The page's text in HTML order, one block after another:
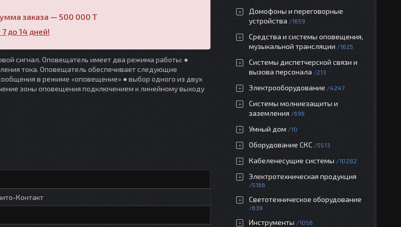
заказа — 500 000 T
до 14 дней!
сигнал. Оповещатель имеет два режима работы: ●
тока. Оповещатель обеспечивает следующие
в режиме «оповещение» ● выбор одного из двух
зоны оповещения подключением к линейному выходу
Контакт
Домофоны и переговорные
устройства
1659
Средства и системы оповещения,
музыкальной трансляции
1625
Системы диспетчерской связи и
вызова персонала
213
Электрооборудование 4247
Системы молниезащиты и
заземления
696
Умный дом 10
Оборудование СКС 5513
Кабеленесущие системы 10282
Электротехническая продукция
5166
Светотехническое оборудование
639
Инструменты 1056